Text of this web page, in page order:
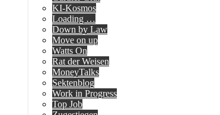
KI-Kosmos
Loading …
Down by Law
Move on up
Watts On
Rat der Weisen
MoneyTalks
Sektenblog
Work in Progress
Top Job